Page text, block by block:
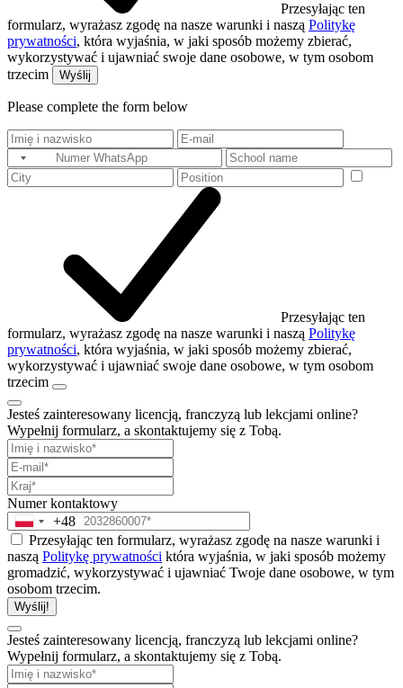
Przesyłając ten
formularz, wyrażasz zgodę na nasze warunki i naszą Politykę
prywatności, która wyjaśnia, w jaki sposób możemy zbierać,
wykorzystywać i ujawniać swoje dane osobowe, w tym osobom
trzecim
Wyślij
Please complete the form below
Przesyłając ten
formularz, wyrażasz zgodę na nasze warunki i naszą Politykę
prywatności, która wyjaśnia, w jaki sposób możemy zbierać,
wykorzystywać i ujawniać swoje dane osobowe, w tym osobom
trzecim
Jesteś zainteresowany licencją, franczyzą lub lekcjami online?
Wypełnij formularz, a skontaktujemy się z Tobą.
Numer kontaktowy
Poland
+48
+48
Przesyłając ten formularz, wyrażasz zgodę na nasze warunki i
naszą Politykę prywatności która wyjaśnia, w jaki sposób możemy
gromadzić, wykorzystywać i ujawniać Twoje dane osobowe, w tym
osobom trzecim.
Wyślij!
Jesteś zainteresowany licencją, franczyzą lub lekcjami online?
Wypełnij formularz, a skontaktujemy się z Tobą.